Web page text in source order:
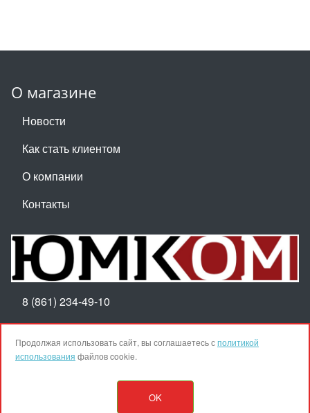
О магазине
Новости
Как стать клиентом
О компании
Контакты
8 (861) 234-49-10
Пн-Пт 8:30-17:30
Продолжая использовать сайт, вы соглашаетесь сполитикой
использования файлов cookie.
OK